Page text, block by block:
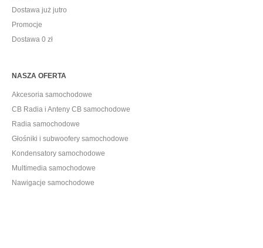
Dostawa już jutro
Promocje
Dostawa 0 zł
NASZA OFERTA
Akcesoria samochodowe
CB Radia i Anteny CB samochodowe
Radia samochodowe
Głośniki i subwoofery samochodowe
Kondensatory samochodowe
Multimedia samochodowe
Nawigacje samochodowe